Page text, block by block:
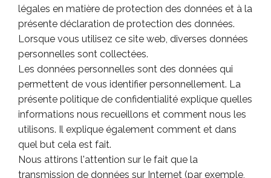
légales en matière de protection des données et à la
présente déclaration de protection des données.
Lorsque vous utilisez ce site web, diverses données
personnelles sont collectées.
Les données personnelles sont des données qui
permettent de vous identifier personnellement. La
présente politique de confidentialité explique quelles
informations nous recueillons et comment nous les
utilisons. Il explique également comment et dans
quel but cela est fait.
Nous attirons l'attention sur le fait que la
transmission de données sur Internet (par exemple,